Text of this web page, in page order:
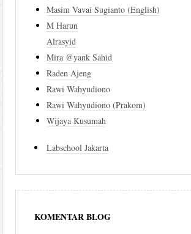
Masim Vavai Sugianto (English)
M Harun
Alrasyid
Mira @yank Sahid
Raden Ajeng
Rawi Wahyudiono
Rawi Wahyudiono (Prakom)
Wijaya Kusumah
Labschool Jakarta
KOMENTAR BLOG